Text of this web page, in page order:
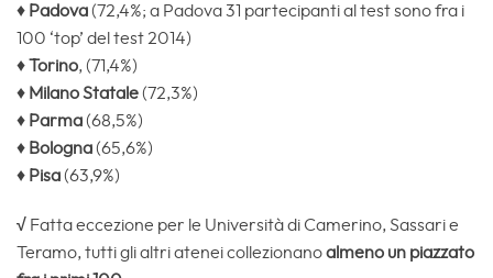
♦ Padova(72,4%; a Padova 31 partecipanti al test sono fra i
100 ‘top’ del test 2014)
♦Torino, (71,4%)
♦ Milano Statale(72,3%)
♦ Parma(68,5%)
♦ Bologna(65,6%)
♦ Pisa(63,9%)
√ Fatta eccezione per le Università di Camerino, Sassari e
Teramo, tutti gli altri atenei collezionanoalmeno un piazzato